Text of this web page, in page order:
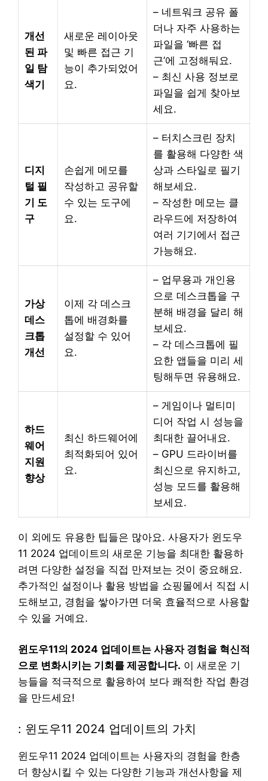
개선
된 파
일 탐
색기
새로운 레이아웃
및 빠른 접근 기
능이 추가되었어
요.
– 네트워크 공유 폴
더나 자주 사용하는
파일을 ‘빠른 접
근’에 고정해둬요.
– 최신 사용 정보로
파일을 쉽게 찾아보
세요.
디지
털 필
기 도
구
손쉽게 메모를
작성하고 공유할
수 있는 도구에
요.
– 터치스크린 장치
를 활용해 다양한 색
상과 스타일로 필기
해보세요.
– 작성한 메모는 클
라우드에 저장하여
여러 기기에서 접근
가능해요.
가상
데스
크톱
개선
이제 각 데스크
톱에 배경화를
설정할 수 있어
요.
– 업무용과 개인용
으로 데스크톱을 구
분해 배경을 달리 해
보세요.
– 각 데스크톱에 필
요한 앱들을 미리 세
팅해두면 유용해요.
하드
웨어
지원
향상
최신 하드웨어에
최적화되어 있어
요.
– 게임이나 멀티미
디어 작업 시 성능을
최대한 끌어내요.
– GPU 드라이버를
최신으로 유지하고,
성능 모드를 활용해
보세요.
이 외에도 유용한 팁들은 많아요. 사용자가 윈도우
11 2024 업데이트의 새로운 기능을 최대한 활용하
려면 다양한 설정을 직접 만져보는 것이 중요해요.
추가적인 설정이나 활용 방법을 쇼핑몰에서 직접 시
도해보고, 경험을 쌓아가면 더욱 효율적으로 사용할
수 있을 거예요.
윈도우11의 2024 업데이트는 사용자 경험을 혁신적
으로 변화시키는 기회를 제공합니다. 이 새로운 기
능들을 적극적으로 활용하여 보다 쾌적한 작업 환경
을 만드세요!
: 윈도우11 2024 업데이트의 가치
윈도우11 2024 업데이트는 사용자의 경험을 한층
더 향상시킬 수 있는 다양한 기능과 개선사항을 제